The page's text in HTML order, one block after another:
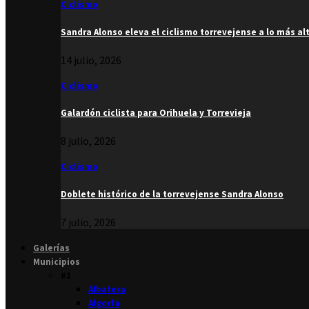
Ciclismo
Sandra Alonso eleva el ciclismo torrevejense a lo más
14 julio, 2026
Ciclismo
Galardón ciclista para Orihuela y Torrevieja
8 julio, 2026
Ciclismo
Doblete histórico de la torrevejense Sandra Alonso
7 julio, 2026
Galerías
Municipios
Albatera
Algorfa